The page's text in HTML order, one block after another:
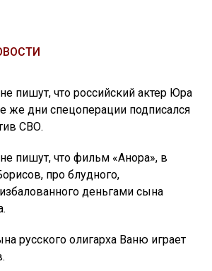
пишут, что российский актер Юра
же дни спецоперации подписался
СВО.
пишут, что фильм «Анора», в
про блудного,
деньгами сына
русского олигарха Ваню играет